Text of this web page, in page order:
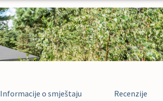
Informacije o smještaju Recenzije